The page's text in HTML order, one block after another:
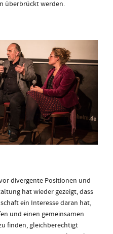
überbrückt werden.
divergente Positionen und
hat wieder gezeigt, dass
ein Interesse daran hat,
und einen gemeinsamen
finden, gleichberechtigt